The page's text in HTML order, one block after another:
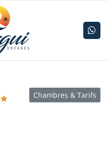
Chambres & Tarifs